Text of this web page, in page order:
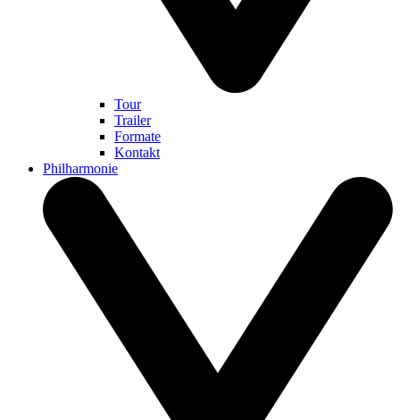
Tour
Trailer
Formate
Kontakt
Philharmonie